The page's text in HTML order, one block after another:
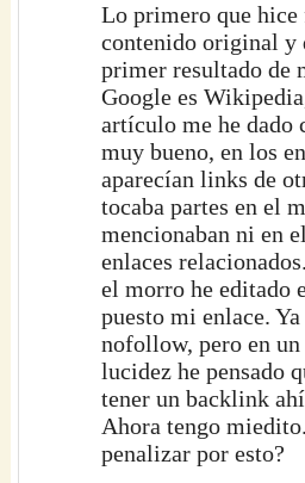
Lo primero que hice
contenido original y
primer resultado de
Google es
artículo me he dado
muy bueno, en los
aparecían links de
tocaba partes en el
mencionaban ni en
enlaces
el morro he editado
puesto mi enlace.
nofollow, pero en
lucidez he pensado
tener un backlink
Ahora tengo
penalizar por esto?